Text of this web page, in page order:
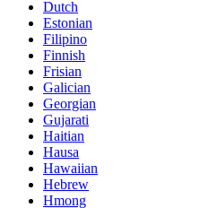
Dutch
Estonian
Filipino
Finnish
Frisian
Galician
Georgian
Gujarati
Haitian
Hausa
Hawaiian
Hebrew
Hmong